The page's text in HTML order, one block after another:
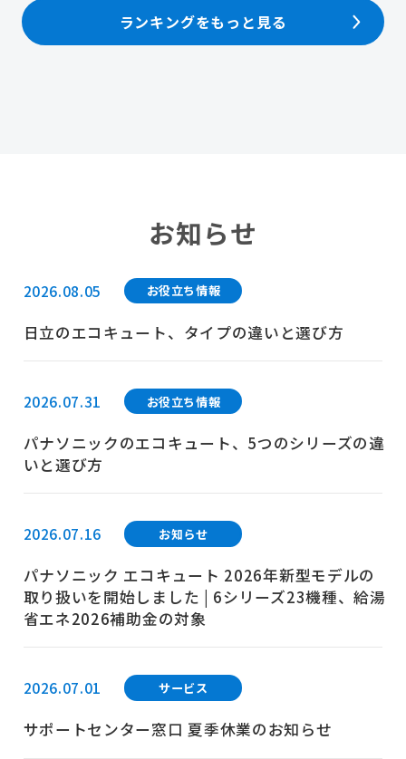
ランキングをもっと見る
お知らせ
2026.08.05 お役立ち情報
日立のエコキュート、タイプの違いと選び方
2026.07.31 お役立ち情報
パナソニックのエコキュート、5つのシリーズの違
いと選び方
2026.07.16 お知らせ
パナソニック エコキュート 2026年新型モデルの
取り扱いを開始しました | 6シリーズ23機種、給湯
省エネ2026補助金の対象
2026.07.01 サービス
サポートセンター窓口 夏季休業のお知らせ